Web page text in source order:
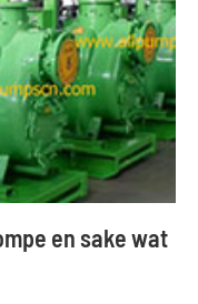
en sake wat